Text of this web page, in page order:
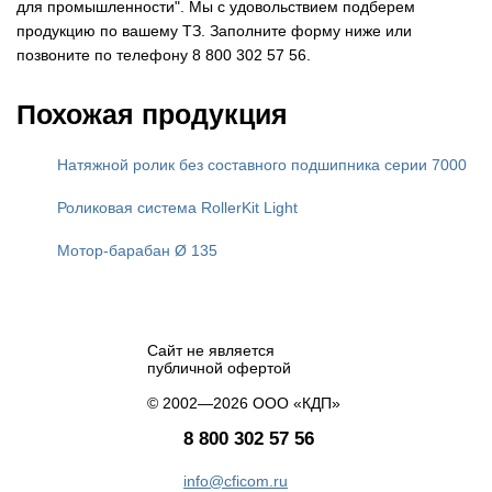
для промышленности". Мы с удовольствием подберем
продукцию по вашему ТЗ. Заполните форму ниже или
позвоните по телефону 8 800 302 57 56.
Похожая продукция
Натяжной ролик без составного подшипника серии 7000
Роликовая система RollerKit Light
Мотор-барабан Ø 135
Сайт не является
публичной офертой
© 2002—2026 ООО «КДП»
8 800 302 57 56
info@cficom.ru